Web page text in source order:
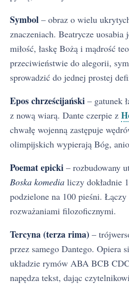
Symbol – obraz o wielu
znaczeniach. Beatrycze uosabia
miłość, łaskę Bożą i mądrość
przeciwieństwie do alegorii,
sprowadzić do jednej prostej
Epos chrześcijański – gatunek
z nową wiarą. Dante czerpie z
chwałę wojenną zastępuje
olimpijskich wypierają Bóg,
Poemat epicki – rozbudowany
Boska komedia liczy dokładnie
podzielone na 100 pieśni.
rozważaniami filozoficznymi.
Tercyna (terza rima) –
przez samego Dantego. Opiera
układzie rymów ABA BCB
napędza tekst, dając